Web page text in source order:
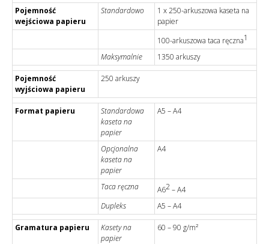
Pojemność
wejściowa papieru
Standardowo
1 x 250-arkuszowa kaseta na
papier
100-arkuszowa taca ręczna1
Maksymalnie
1350 arkuszy
Pojemność
wyjściowa papieru
250 arkuszy
Format papieru
Standardowa
kaseta na
papier
A5 – A4
Opcjonalna
kaseta na
papier
A4
Taca ręczna A62– A4
Dupleks
A5 – A4
Gramatura papieru
Kasety na
papier
60 – 90 g/m²